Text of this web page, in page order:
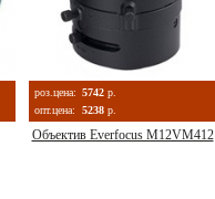
роз.цена: 5742 р.
опт.цена:
5238 р.
Объектив Everfocus M12VM412